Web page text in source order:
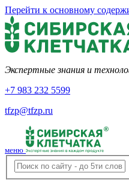
Перейти к основному
Экспертные знания и
+7 983 232 5599
tfzp@tfzp.ru
меню